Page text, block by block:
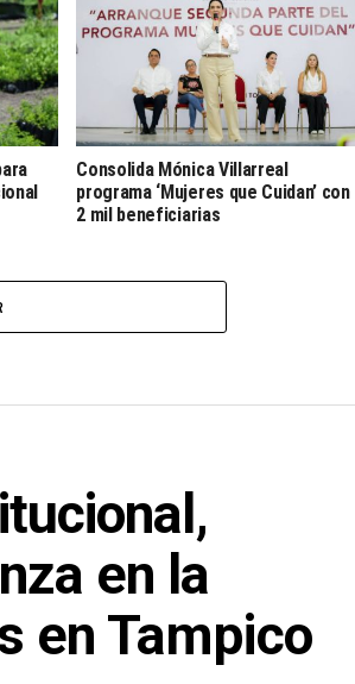
Consolida Mónica Villarreal
programa ‘Mujeres que Cuidan’ con
2 mil beneficiarias
en la
en Tampico